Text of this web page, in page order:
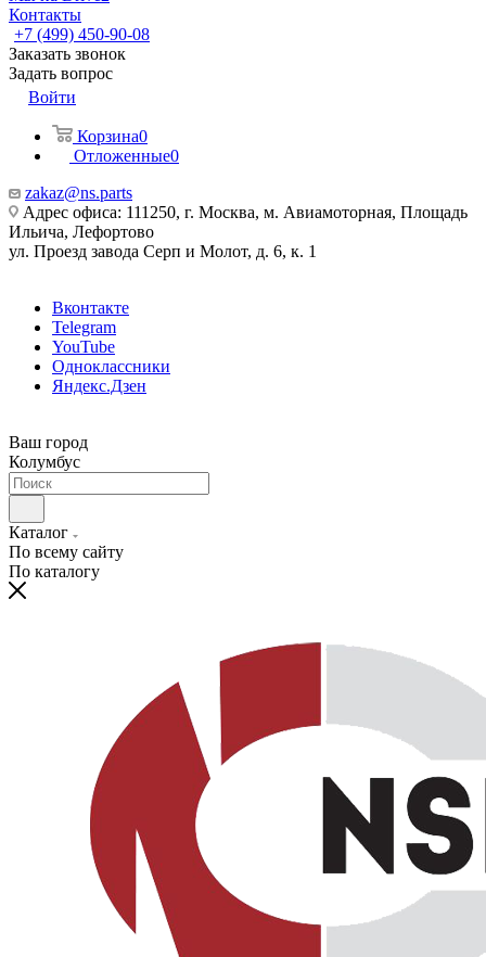
Контакты
+7 (499) 450-90-08
Заказать звонок
Задать вопрос
Войти
Корзина0
Отложенные0
zakaz@ns.parts
Адрес офиса: 111250, г. Москва, м. Авиамоторная, Площадь
Ильича, Лефортово
ул. Проезд завода Серп и Молот, д. 6, к. 1
Вконтакте
Telegram
YouTube
Одноклассники
Яндекс.Дзен
Ваш город
Колумбус
Каталог
По всему сайту
По каталогу